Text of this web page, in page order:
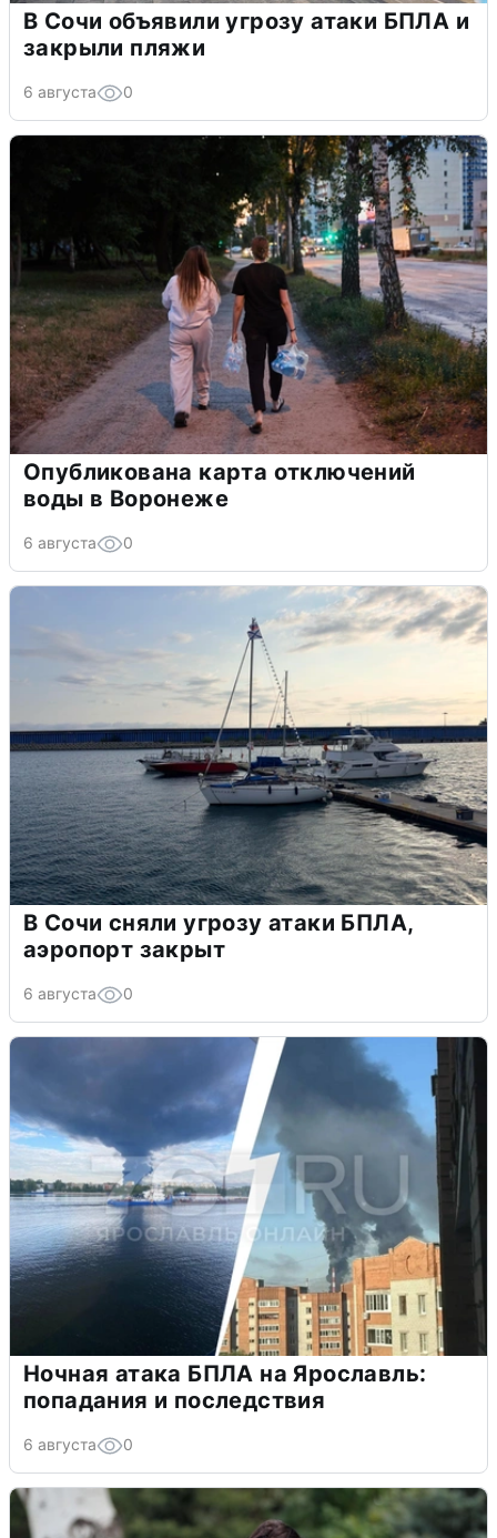
В Сочи объявили угрозу атаки БПЛА и
закрыли пляжи
6 августа 0
Опубликована карта отключений
воды в Воронеже
6 августа 0
В Сочи сняли угрозу атаки БПЛА,
аэропорт закрыт
6 августа 0
Ночная атака БПЛА на Ярославль:
попадания и последствия
6 августа 0